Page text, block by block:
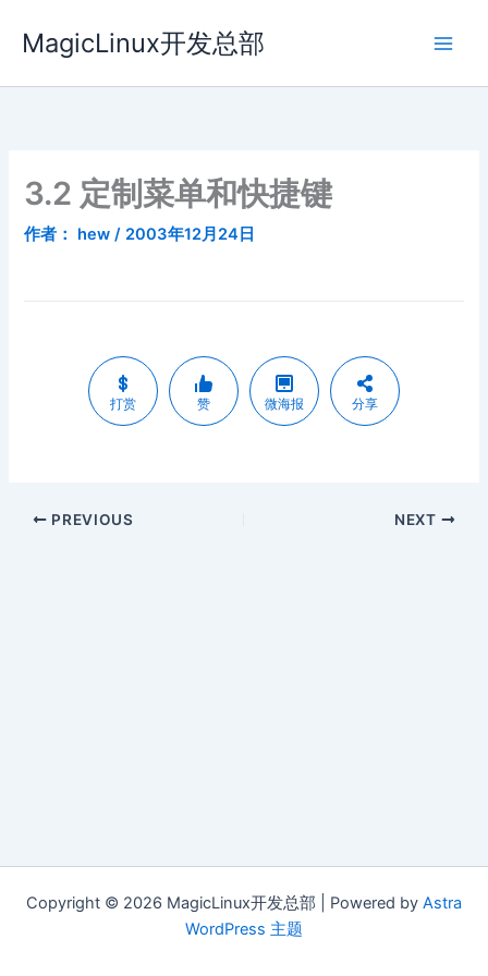
容
MagicLinux开发总部
3.2 定制菜单和快捷键
作者： hew/ 2003年12月24日
打赏 赞 微海报 分享
PREVIOUS NEXT
Copyright © 2026 MagicLinux开发总部 | Powered by Astra
WordPress 主题